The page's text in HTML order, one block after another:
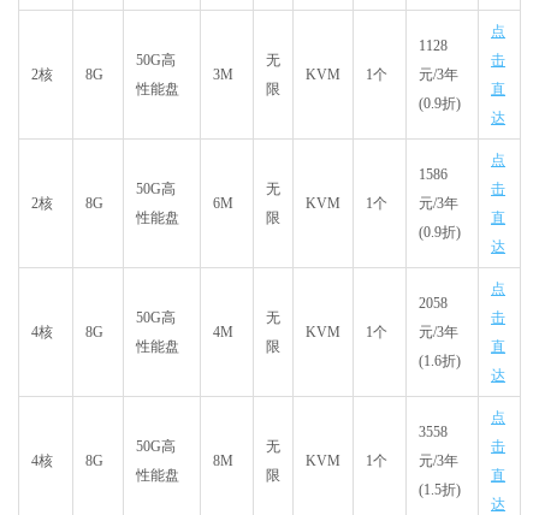
2核 8G
50G高
性能盘
3M
无
限
KVM 1个
1128
元/3年
(0.9折)
点
击
直
达
2核 8G
50G高
性能盘
6M
无
限
KVM 1个
1586
元/3年
(0.9折)
点
击
直
达
4核 8G
50G高
性能盘
4M
无
限
KVM 1个
2058
元/3年
(1.6折)
点
击
直
达
4核 8G
50G高
性能盘
8M
无
限
KVM 1个
3558
元/3年
(1.5折)
点
击
直
达